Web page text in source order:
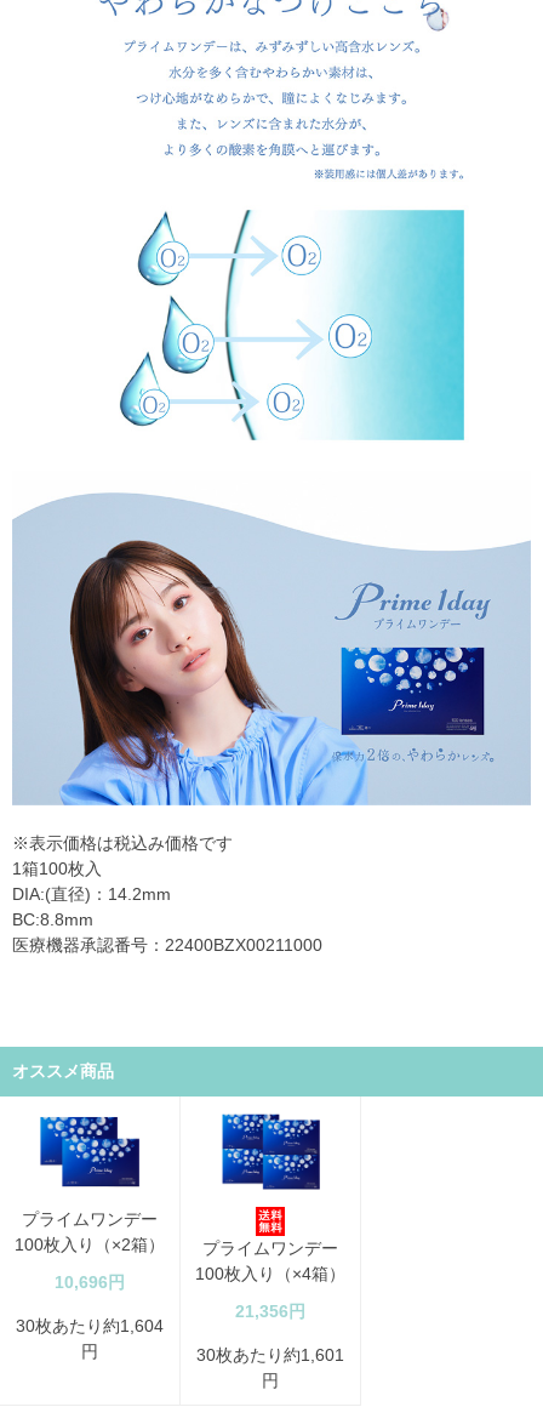
※表示価格は税込み価格です
1箱100枚入
DIA:(直径)：14.2mm
BC:8.8mm
医療機器承認番号：22400BZX00211000
オススメ商品
プライムワンデー
100枚入り（×2箱）
10,696円
30枚あたり約1,604
円
プライムワンデー
100枚入り（×4箱）
21,356円
30枚あたり約1,601
円